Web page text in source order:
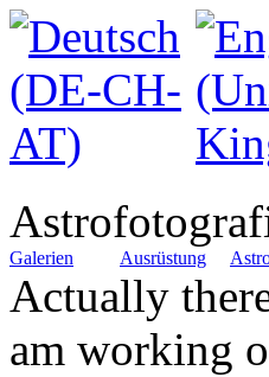
Galerien Ausrüstung
Actually
am working